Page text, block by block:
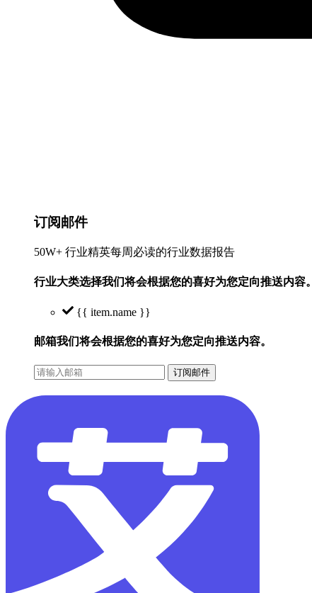
订阅邮件
50W+ 行业精英每周必读的行业数据报告
行业大类选择我们将会根据您的喜好为您定向推送内容。
{{ item.name }}
邮箱我们将会根据您的喜好为您定向推送内容。
订阅邮件